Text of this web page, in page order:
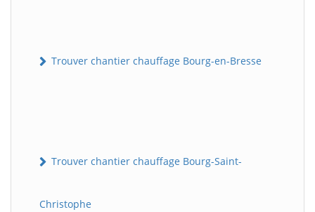
Trouver chantier chauffage Bourg-en-Bresse
Trouver chantier chauffage Bourg-Saint-
Christophe